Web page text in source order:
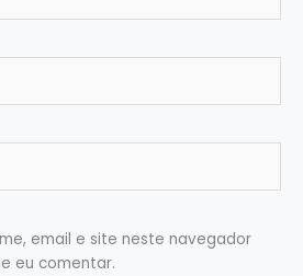
email e site neste navegador
eu comentar.